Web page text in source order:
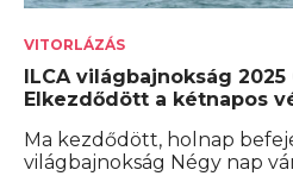
VITORLÁZÁS
ILCA világbajnokság 2025
Elkezdődött a kétnapos
Ma kezdődött, holnap
világbajnokság Négy nap